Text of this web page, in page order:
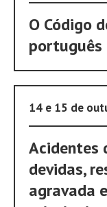
O Código
português
14 e 15 de
Acidentes
devidas,
agravada